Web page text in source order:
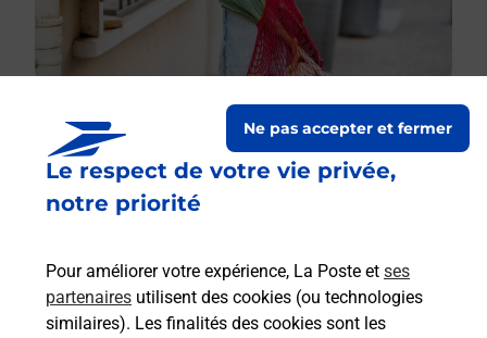
Le respect de votre vie privée,
notre priorité
Pour améliorer votre expérience, La Poste et ses
partenaires utilisent des cookies (ou technologies
similaires). Les finalités des cookies sont les
Ne pas accepter et fermer
Boîte aux lettres La Poste
14 Rue Des Ecoles
65140 Lameac
Le lien s'ouvre dans un nouvel onglet